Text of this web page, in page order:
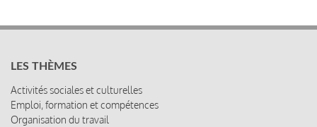
LES THÈMES
Activités sociales et culturelles
Emploi, formation et compétences
Organisation du travail